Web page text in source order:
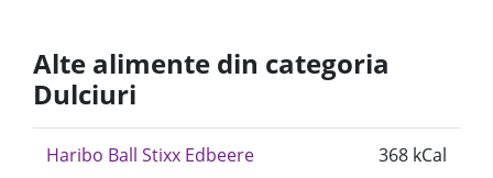
Alte alimente din categoria
Dulciuri
Haribo Ball Stixx Edbeere 368 kCal